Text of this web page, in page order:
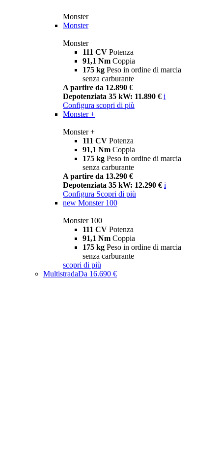
Monster
Monster
Monster
111 CV Potenza
91,1 Nm Coppia
175 kg Peso in ordine di marcia
senza carburante
A partire da 12.890 €
Depotenziata 35 kW: 11.890 € i
Configura scopri di più
Monster +
Monster +
111 CV Potenza
91,1 Nm Coppia
175 kg Peso in ordine di marcia
senza carburante
A partire da 13.290 €
Depotenziata 35 kW: 12.290 € i
Configura Scopri di più
new Monster 100
Monster 100
111 CV Potenza
91,1 Nm Coppia
175 kg Peso in ordine di marcia
senza carburante
scopri di più
MultistradaDa 16.690 €